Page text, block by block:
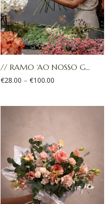
// RAMO ‘AO NOSSO G...
€28.00 – €100.00